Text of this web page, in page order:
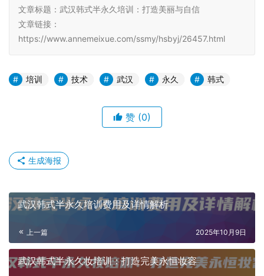
文章标题：武汉韩式半永久培训：打造美丽与自信
文章链接：
https://www.annemeixue.com/ssmy/hsbyj/26457.html
培训 技术 武汉 永久 韩式
赞 (0)
生成海报
武汉韩式半永久培训费用及详情解析
上一篇 2025年10月9日
武汉韩式半永久妆培训：打造完美永恒妆容